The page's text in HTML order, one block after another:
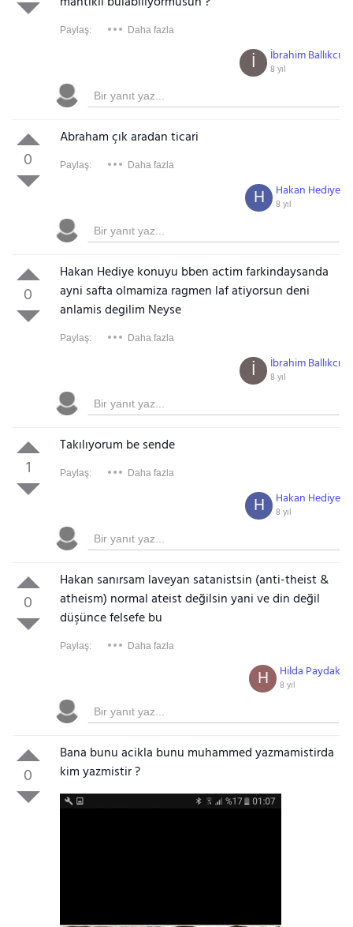
Paylaş: Daha fazla
İbrahim Ballıkcı
8 yıl
İ
0
Abraham çık aradan ticari
Paylaş: Daha fazla
Hakan Hediye
8 yıl
H
0
Hakan Hediye konuyu bben actim farkindaysanda
ayni safta olmamiza ragmen laf atiyorsun deni
anlamis degilim Neyse
Paylaş: Daha fazla
İbrahim Ballıkcı
8 yıl
İ
1
Takılıyorum be sende
Paylaş: Daha fazla
Hakan Hediye
8 yıl
H
0
Hakan sanırsam laveyan satanistsin (anti-theist &
atheism) normal ateist değilsin yani ve din değil
düşünce felsefe bu
Paylaş: Daha fazla
Hilda Paydak
8 yıl
H
0
Bana bunu acikla bunu muhammed yazmamistirda
kim yazmistir ?